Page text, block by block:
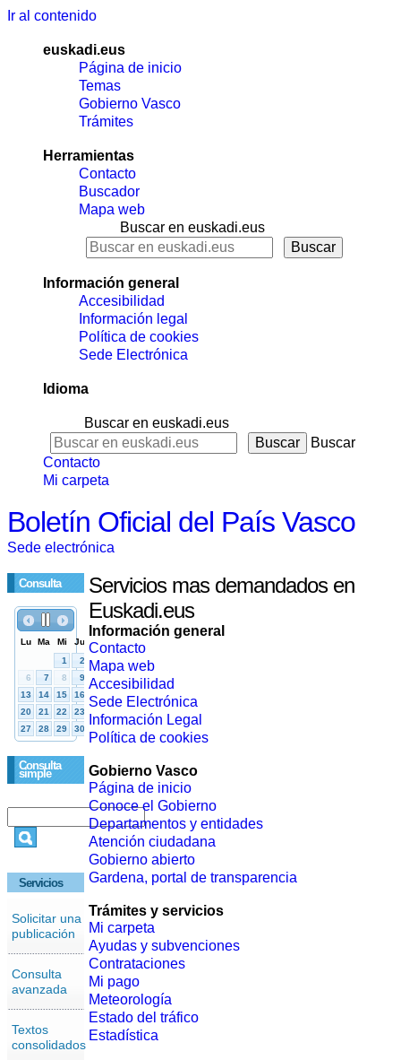
Ir al contenido
euskadi.eus
Página de inicio
Temas
Gobierno Vasco
Trámites
Herramientas
Contacto
Buscador
Mapa web
Buscar en euskadi.eus
Información general
Accesibilidad
Información legal
Política de cookies
Sede Electrónica
Idioma
Buscar en euskadi.eus
Buscar
Contacto
Mi carpeta
Boletín Oficial del País Vasco
Sede electrónica
Consulta
Consulta
simple
Servicios
Solicitar una
publicación
Consulta
avanzada
Textos
consolidados
Servicios mas demandados en
Euskadi.eus
Información general
Contacto
Mapa web
Accesibilidad
Sede Electrónica
Información Legal
Política de cookies
Gobierno Vasco
Página de inicio
Conoce el Gobierno
Departamentos y entidades
Atención ciudadana
Gobierno abierto
Gardena, portal de transparencia
Trámites y servicios
Mi carpeta
Ayudas y subvenciones
Contrataciones
Mi pago
Meteorología
Estado del tráfico
Estadística